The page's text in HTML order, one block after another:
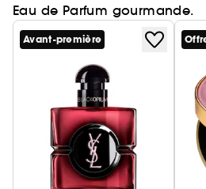
Eau de Parfum gourmande.
Avant-première